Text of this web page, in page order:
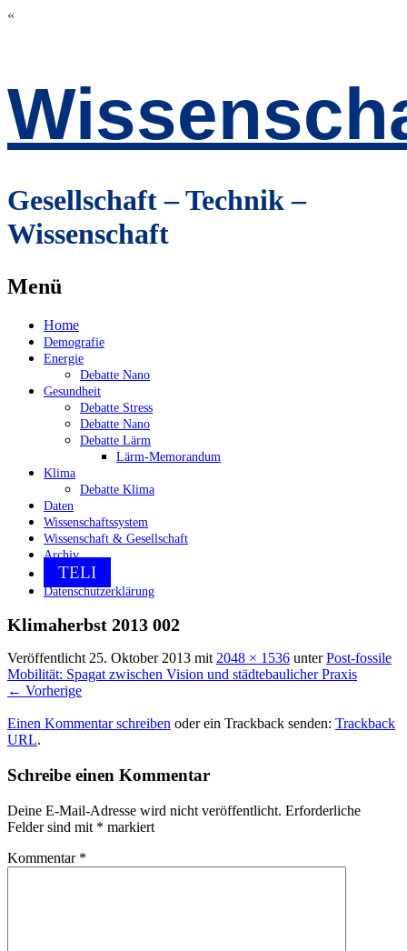
«
Gesellschaft – Technik –
Wissenschaft
Menü
Zum
Inhalt
springen
Home
Demografie
Energie
Debatte Nano
Gesundheit
Debatte Stress
Debatte Nano
Debatte Lärm
Lärm-Memorandum
Klima
Debatte Klima
Daten
Wissenschaftssystem
Wissenschaft & Gesellschaft
Archiv
TELI
Datenschutzerklärung
Klimaherbst 2013 002
Veröffentlicht 25. Oktober 2013 mit 2048 × 1536 unterPost-fossile
Mobilität: Spagat zwischen Vision und städtebaulicher Praxis
← Vorherige
Einen Kommentar schreiben oder ein Trackback senden: Trackback
URL.
Schreibe einen Kommentar
Deine E-Mail-Adresse wird nicht veröffentlicht. Erforderliche
Felder sind mit * markiert
Kommentar *